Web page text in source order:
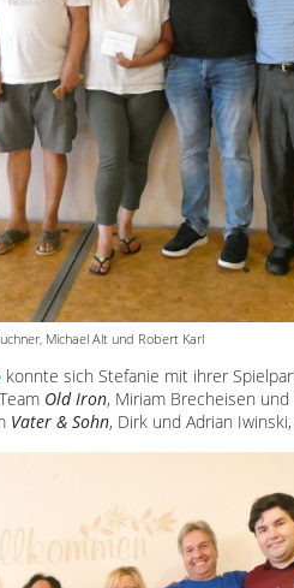
Michael Alt und Robert Karl
konnte sich Stefanie mit ihrer
Old Iron, Miriam Brecheisen
Vater & Sohn, Dirk und Adrian